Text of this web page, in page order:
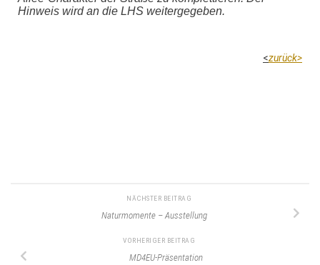
Hinweis wird an die LHS weitergegeben.
<zurück>
NÄCHSTER BEITRAG
Naturmomente – Ausstellung
VORHERIGER BEITRAG
MD4EU-Präsentation